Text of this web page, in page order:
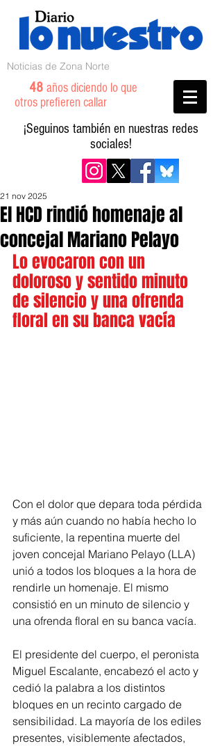
Noticias de Zona Norte
48 años diciendo lo que
otros prefieren callar
¡Seguinos también en nuestras redes
sociales!
El HCD rindió homenaje al
concejal Mariano Pelayo
21 nov 2025
Lo evocaron con un
doloroso y sentido minuto
de silencio y una ofrenda
floral en su banca vacía
Con el dolor que depara toda pérdida
y más aún cuando no había hecho lo
suficiente, la repentina muerte del
joven concejal Mariano Pelayo (LLA)
unió a todos los bloques a la hora de
rendirle un homenaje. El mismo
consistió en un minuto de silencio y
una ofrenda floral en su banca vacía.
El presidente del cuerpo, el peronista
Miguel Escalante, encabezó el acto y
cedió la palabra a los distintos
bloques en un recinto cargado de
sensibilidad. La mayoría de los ediles
presentes, visiblemente afectados,